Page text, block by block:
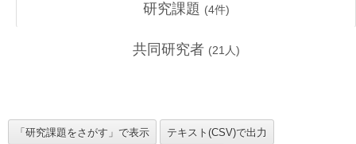
研究課題 (4件)
共同研究者 (21 人)